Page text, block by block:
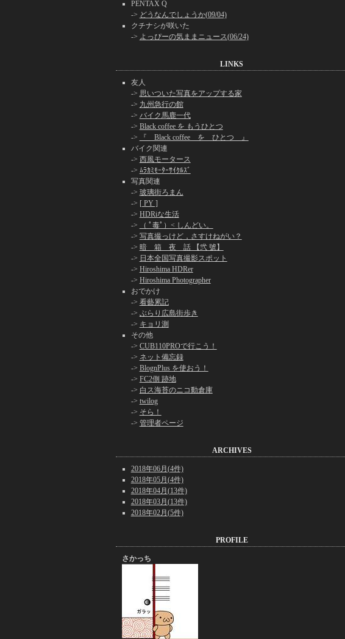
PENTAX Q
-> どうなんでしょうか(09/04)
クチナシが咲いた
-> よっぴーの気ままニュース(06/24)
LINKS
友人
-> 思いついた写真をアップする家
-> 九州急行の館
-> バイク馬鹿一代
-> Black coffee を もうひとつ
->
『 Black coffee を ひとつ 』
バイク関連
-> 西風モータース
-> ﾑﾗｶﾐﾓｰﾀｰｻｲｸﾙｽﾞ
写真関連
-> 玻璃街ろまん
-> [ PY ]
-> HDRiな生活
->
（ ﾟ毒ﾟ）< しんどい。
-> 写真撮っけど，さすけねがい？
-> 暗 箱 夜 話 【弐 號】
-> 日本全国写真撮影スポット
-> Hiroshima HDRer
-> Hiroshima Photographer
おでかけ
-> 看藝累記
-> ぶらり広島街歩き
-> キョリ測
その他
-> CUB110PROで行こう！
-> ネット備忘録
-> BlognPlus を使おう！
-> FC2側 跡地
-> 白ス海苔のニコ動倉庫
-> twilog
-> そら！
-> 管理者ページ
ARCHIVES
2018年06月(4件)
2018年05月(4件)
2018年04月(13件)
2018年03月(13件)
2018年02月(5件)
PROFILE
さかっち